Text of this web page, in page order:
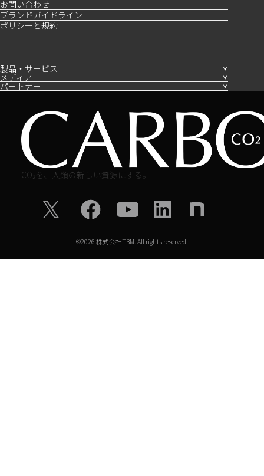
お問い合わせ
ブランドガイドライン
ポリシーと規約
製品・サービス
メディア
パートナー
CO₂を、人類の新しい資源にする。
©2026 株式会社TBM. All rights reserved.